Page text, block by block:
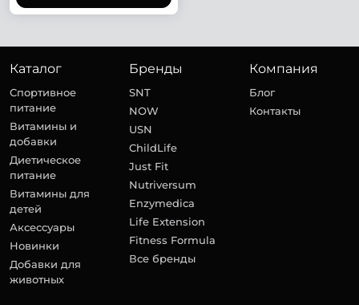
Каталог
Спортивное
питание
Витамины и
добавки
Диетическое
питание
Витамины для
детей
Аксессуары
Новинки
Добавки для
животных
Бренды
SNT
NOW
USN
ChildLife
Just Fit
Nutriversum
Enzymedica
Life Extension
Fitness Formula
Все бренды
Компания
Блог
Контакты